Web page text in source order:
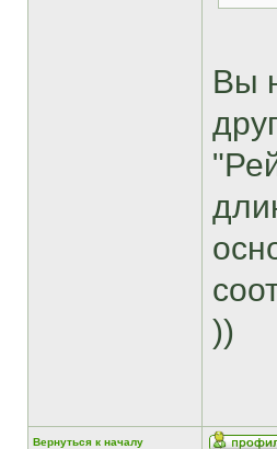
Вы
))
Вернуться к началу